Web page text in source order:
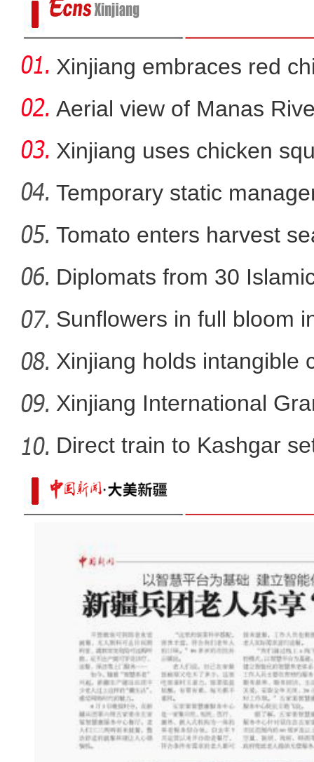
新疆阿克苏地区：卡
Xinjiang embraces red
Aerial view of Manas
Xinjiang uses chicken
Temporary static
parts
Tomato enters harvest
Diplomats from 30
Sunflowers in full bloom
Xinjiang holds intangible
Xinjiang International
Direct train to Kashgar